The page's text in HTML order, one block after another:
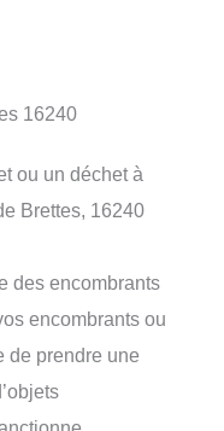
16240
ou un déchet à
Brettes, 16240
des encombrants
encombrants ou
de prendre une